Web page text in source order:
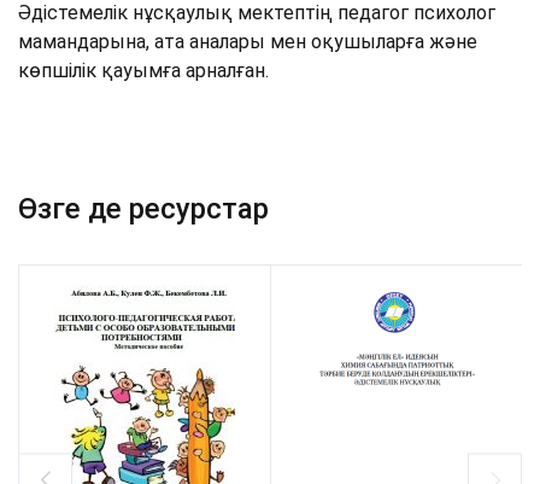
Әдістемелік нұсқаулық мектептің педагог психолог
мамандарына, ата аналары мен оқушыларға және
көпшілік қауымға арналған.
Өзге де ресурстар